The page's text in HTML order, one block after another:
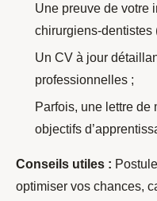
Une preuve de votre
chirurgiens-dentistes
Un CV à jour
professionnelles ;
Parfois, une lettre
objectifs
Conseils utiles :
optimiser vos chances,